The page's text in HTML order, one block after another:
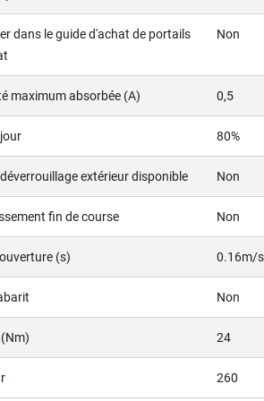
dans le guide d'achat de portails
Non
maximum absorbée (A) 0,5
80%
extérieur disponible Non
fin de course Non
(s) 0.16m/s
Non
24
260